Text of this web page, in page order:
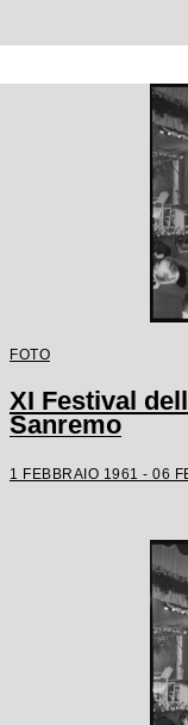
FOTO
XI Festival
Sanremo
1 FEBBRAIO 1961 - 06